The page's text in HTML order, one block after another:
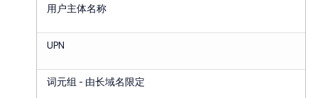
用户主体名称
UPN
词元组 - 由长域名限定